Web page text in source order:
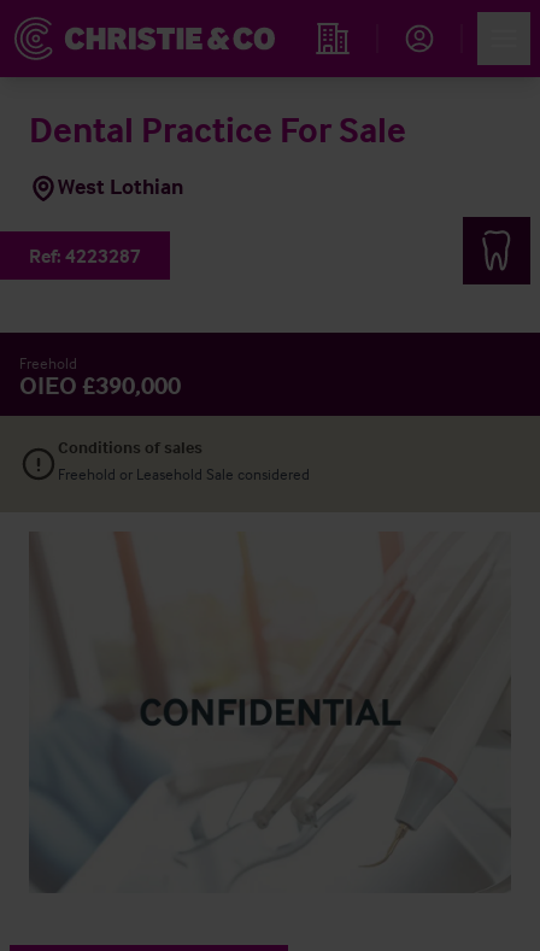
Immobiliensuche
Dental Practice For Sale
West Lothian
Ref: 4223287
Freehold
OIEO £390,000
Conditions of sales
Freehold or Leasehold Sale considered